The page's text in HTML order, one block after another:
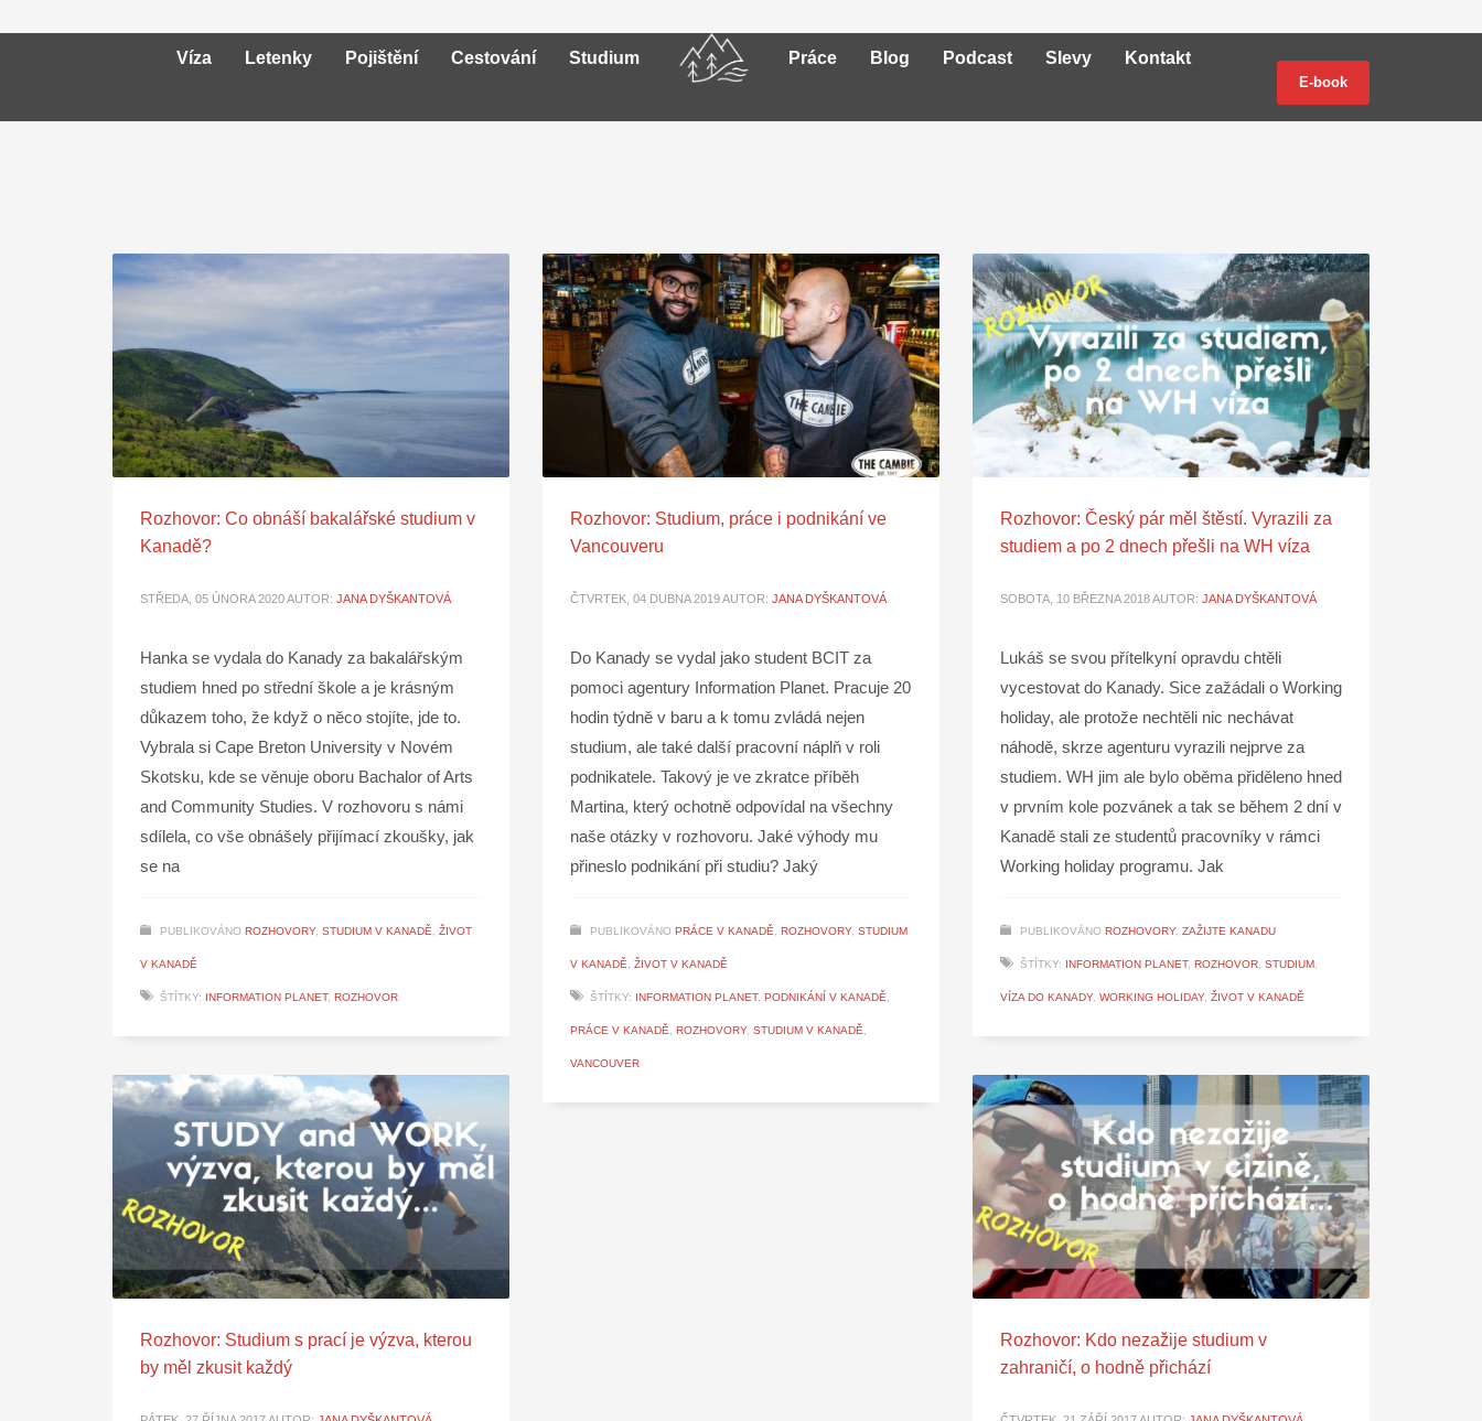
Víza Letenky Pojištění Cestování Studium Práce Blog Podcast Slevy Kontakt
E-book
Rozhovor: Co obnáší bakalářské studium v
Kanadě?
STŘEDA, 05 ÚNORA 2020AUTOR: JANA DYŠKANTOVÁ
Hanka se vydala do Kanady za bakalářským
studiem hned po střední škole a je krásným
důkazem toho, že když o něco stojíte, jde to.
Vybrala si Cape Breton University v Novém
Skotsku, kde se věnuje oboru Bachalor of Arts
and Community Studies. V rozhovoru s námi
sdílela, co vše obnášely přijímací zkoušky, jak
se na
PUBLIKOVÁNO ROZHOVORY, STUDIUM V KANADĚ, ŽIVOT
V KANADĚ
ŠTÍTKY: INFORMATION PLANET, ROZHOVOR
Rozhovor: Studium, práce i podnikání ve
Vancouveru
ČTVRTEK, 04 DUBNA 2019AUTOR: JANA DYŠKANTOVÁ
Do Kanady se vydal jako student BCIT za
pomoci agentury Information Planet. Pracuje 20
hodin týdně v baru a k tomu zvládá nejen
studium, ale také další pracovní náplň v roli
podnikatele. Takový je ve zkratce příběh
Martina, který ochotně odpovídal na všechny
naše otázky v rozhovoru. Jaké výhody mu
přineslo podnikání při studiu? Jaký
PUBLIKOVÁNO PRÁCE V KANADĚ, ROZHOVORY, STUDIUM
V KANADĚ, ŽIVOT V KANADĚ
ŠTÍTKY: INFORMATION PLANET, PODNIKÁNÍ V KANADĚ,
PRÁCE V KANADĚ, ROZHOVORY, STUDIUM V KANADĚ,
VANCOUVER
Rozhovor: Český pár měl štěstí. Vyrazili za
studiem a po 2 dnech přešli na WH víza
SOBOTA, 10 BŘEZNA 2018AUTOR: JANA DYŠKANTOVÁ
Lukáš se svou přítelkyní opravdu chtěli
vycestovat do Kanady. Sice zažádali o Working
holiday, ale protože nechtěli nic nechávat
náhodě, skrze agenturu vyrazili nejprve za
studiem. WH jim ale bylo oběma přiděleno hned
v prvním kole pozvánek a tak se během 2 dní v
Kanadě stali ze studentů pracovníky v rámci
Working holiday programu. Jak
PUBLIKOVÁNO ROZHOVORY, ZAŽIJTE KANADU
ŠTÍTKY: INFORMATION PLANET, ROZHOVOR, STUDIUM,
VÍZA DO KANADY, WORKING HOLIDAY, ŽIVOT V KANADĚ
Rozhovor: Studium s prací je výzva, kterou
by měl zkusit každý
Rozhovor: Kdo nezažije studium v
zahraničí, o hodně přichází